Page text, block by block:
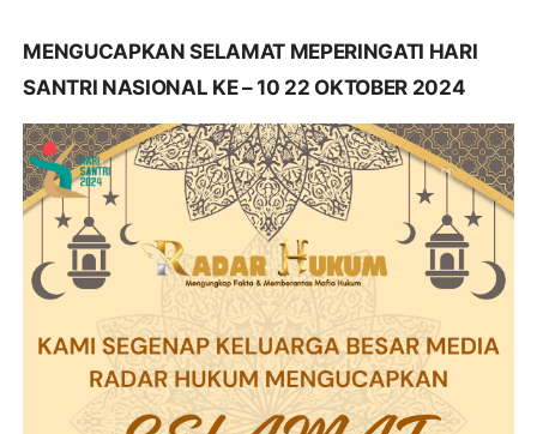
MENGUCAPKAN SELAMAT MEPERINGATI HARI
SANTRI NASIONAL KE – 10 22 OKTOBER 2024